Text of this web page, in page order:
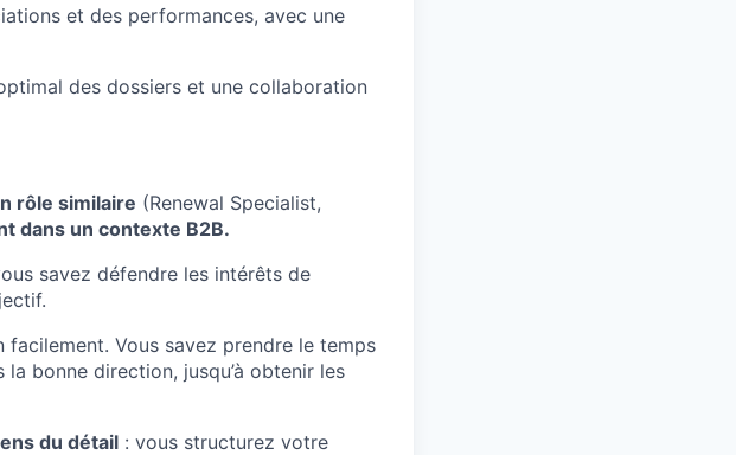
et des performances, avec une
des dossiers et une collaboration
rôle similaire (Renewal Specialist,
dans un contexte B2B.
savez défendre les intérêts de
facilement. Vous savez prendre le temps
bonne direction, jusqu’à obtenir les
du détail : vous structurez votre